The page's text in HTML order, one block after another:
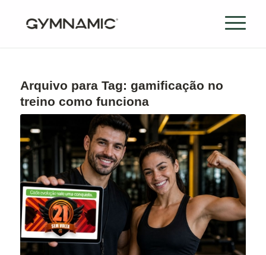
Arquivo para Tag: gamificação no
treino como funciona